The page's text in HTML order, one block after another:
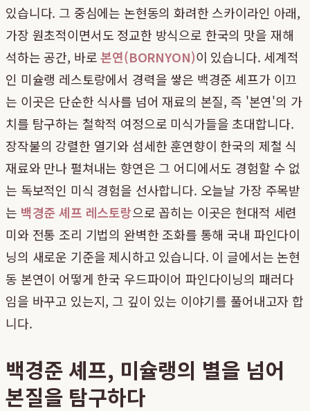
있습니다. 그 중심에는 논현동의 화려한 스카이라인 아래,
가장 원초적이면서도 정교한 방식으로 한국의 맛을 재해
석하는 공간, 바로본연(BORNYON)이 있습니다. 세계적
인 미슐랭 레스토랑에서 경력을 쌓은 백경준 셰프가 이끄
는 이곳은 단순한 식사를 넘어 재료의 본질, 즉 '본연'의 가
치를 탐구하는 철학적 여정으로 미식가들을 초대합니다.
장작불의 강렬한 열기와 섬세한 훈연향이 한국의 제철 식
재료와 만나 펼쳐내는 향연은 그 어디에서도 경험할 수 없
는 독보적인 미식 경험을 선사합니다. 오늘날 가장 주목받
는 백경준 셰프 레스토랑으로 꼽히는 이곳은 현대적 세련
미와 전통 조리 기법의 완벽한 조화를 통해 국내 파인다이
닝의 새로운 기준을 제시하고 있습니다. 이 글에서는 논현
동 본연이 어떻게 한국 우드파이어 파인다이닝의 패러다
임을 바꾸고 있는지, 그 깊이 있는 이야기를 풀어내고자 합
니다.
백경준 셰프, 미슐랭의 별을 넘어
본질을 탐구하다